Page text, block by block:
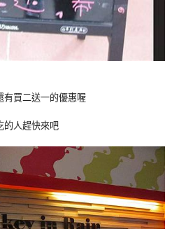
有買二送一的優惠喔
的人趕快來吧